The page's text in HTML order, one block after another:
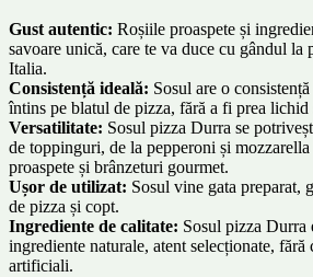
Gust autentic: Roșiile proaspete și
savoare unică, care te va duce cu gândul
Italia.
Consistență ideală: Sosul are o
întins pe blatul de pizza, fără a fi prea lichid
Versatilitate: Sosul pizza Durra se
de toppinguri, de la pepperoni și
proaspete și brânzeturi gourmet.
Ușor de utilizat: Sosul vine gata preparat,
de pizza și copt.
Ingrediente de calitate: Sosul pizza Durra
ingrediente naturale, atent selecționate,
artificiali.